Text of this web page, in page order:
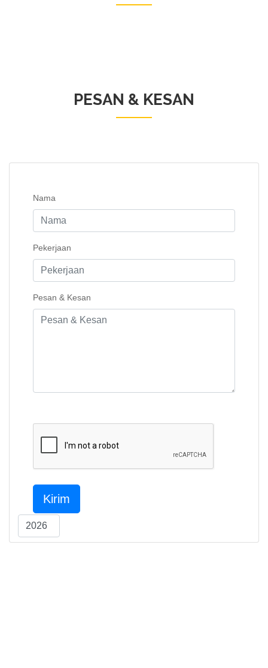
PESAN & KESAN
Nama
Pekerjaan
Pesan & Kesan
Kirim